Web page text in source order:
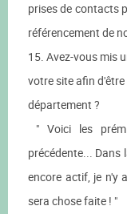
prises de contacts
référencement de
15. Avez-vous mis
votre site afin
département ?
" Voici les
précédente... Dans
encore actif, je n'y
sera chose faite ! "